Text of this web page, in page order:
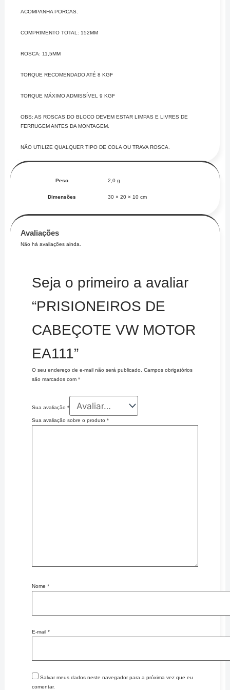
ACOMPANHA PORCAS.
COMPRIMENTO TOTAL: 152MM
ROSCA: 11,5MM
TORQUE RECOMENDADO ATÉ 8 KGF
TORQUE MÁXIMO ADMISSÍVEL 9 KGF
OBS: AS ROSCAS DO BLOCO DEVEM ESTAR LIMPAS E LIVRES DE
FERRUGEM ANTES DA MONTAGEM.
NÃO UTILIZE QUALQUER TIPO DE COLA OU TRAVA ROSCA.
Peso 2,0 g
Dimensões 30 × 20 × 10 cm
Avaliações
Não há avaliações ainda.
Seja o primeiro a avaliar
“PRISIONEIROS DE
CABEÇOTE VW MOTOR
EA111”
O seu endereço de e-mail não será publicado. Campos obrigatórios
são marcados com *
Sua avaliação *
Sua avaliação sobre o produto *
Nome *
E-mail *
Salvar meus dados neste navegador para a próxima vez que eu
comentar.